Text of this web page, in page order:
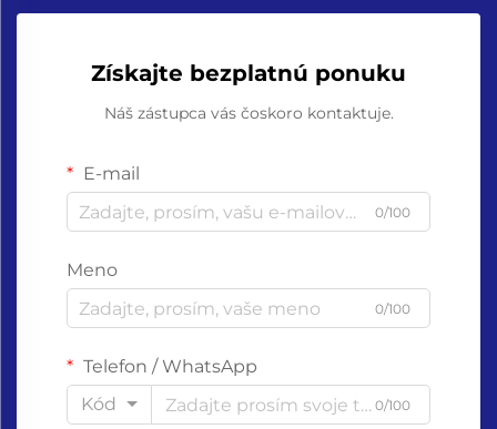
Získajte bezplatnú ponuku
Náš zástupca vás čoskoro kontaktuje.
E-mail
0/100
Meno
0/100
Telefon / WhatsApp
Kód
0/100